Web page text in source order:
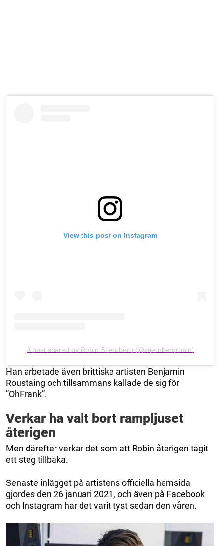
View this post on Instagram
A post shared by Robin Stjernberg (@stjernbergrobin)
Han arbetade även brittiske artisten Benjamin
Roustaing och tillsammans kallade de sig för
”OhFrank”.
Verkar ha valt bort rampljuset
återigen
Men därefter verkar det som att Robin återigen tagit
ett steg tillbaka.
Senaste inlägget på artistens officiella hemsida
gjordes den 26 januari 2021, och även på Facebook
och Instagram har det varit tyst sedan den våren.